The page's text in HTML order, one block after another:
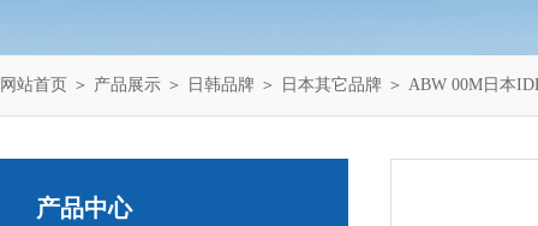
网站首页 ＞ 产品展示 ＞ 日韩品牌 ＞ 日本其它品牌 ＞ ABW 00M日本
产品中心